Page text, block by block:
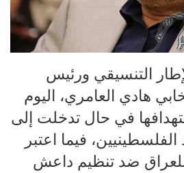
التنسيقي ورئيس
هادي العامري، اليوم
في حال تدخلت إلى
فيما اعتبر
ضد تنظيم داعش